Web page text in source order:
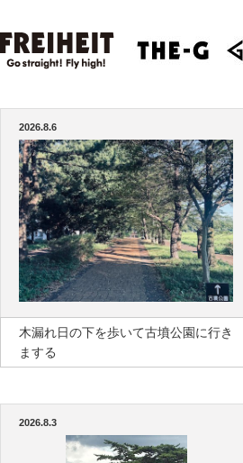
2026.8.6
木漏れ日の下を歩いて古墳公園に行き
まする
2026.8.3